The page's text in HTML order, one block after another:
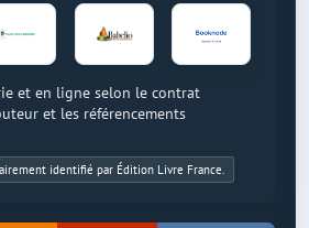
et en ligne selon le contrat
et les référencements
identifié par Édition Livre France.